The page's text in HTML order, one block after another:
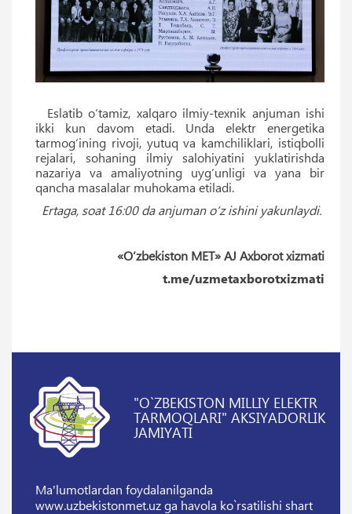
Eslatib o‘tamiz, xalqaro ilmiy-texnik anjuman ishi
ikki kun davom etadi. Unda elektr energetika
tarmog‘ining rivoji, yutuq va kamchiliklari, istiqbolli
rejalari, sohaning ilmiy salohiyatini yuklatirishda
nazariya va amaliyotning uyg‘unligi va yana bir
qancha masalalar muhokama etiladi.
Ertaga, soat 16:00 da anjuman o‘z ishini yakunlaydi.
«O‘zbekiston MET» AJ Axborot xizmati
t.me/uzmetaxborotxizmati
"O`ZBEKISTON MILLIY ELEKTR
TARMOQLARI" AKSIYADORLIK
JAMIYATI
Ma'lumotlardan foydalanilganda
www.uzbekistonmet.uz ga havola ko`rsatilishi shart